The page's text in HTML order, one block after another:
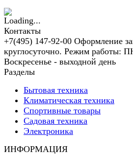
Контакты
+7(495) 147-92-00 Оформление
круглосуточно. Режим работы:
Воскресенье - выходной день
Разделы
Бытовая техника
Климатическая техника
Спортивные товары
Садовая техника
Электроника
ИНФОРМАЦИЯ